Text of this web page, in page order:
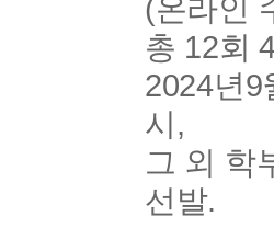
(온라인
총 12회
2024년9
시,
그 외 학
선발.